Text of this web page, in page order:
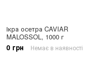
Ікра осетра CAVIAR
MALOSSOL, 1000 г
0 грн Немає в наявності